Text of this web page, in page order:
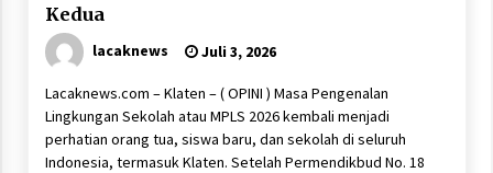
Kedua
lacaknews Juli 3, 2026
Lacaknews.com – Klaten – ( OPINI ) Masa Pengenalan
Lingkungan Sekolah atau MPLS 2026 kembali menjadi
perhatian orang tua, siswa baru, dan sekolah di seluruh
Indonesia, termasuk Klaten. Setelah Permendikbud No. 18